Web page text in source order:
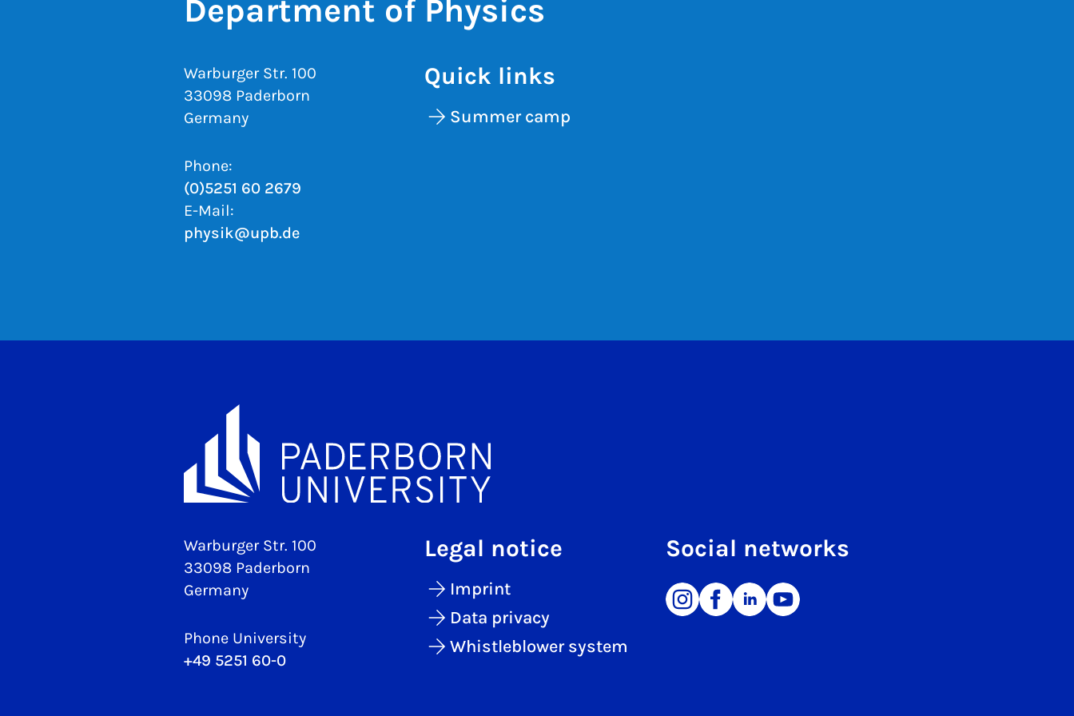
Department of Physics
Warburger Str. 100
33098 Paderborn
Germany
Phone:
(0)5251 60 2679
E-Mail:
physik@upb.de
Quick links
Summer camp
Warburger Str. 100
33098 Paderborn
Germany
Phone University
+49 5251 60-0
Legal notice
Imprint
Data privacy
Whistleblower system
Social networks